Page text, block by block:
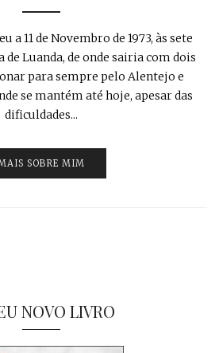
a 11 de Novembro de 1973, às sete
de Luanda, de onde sairia com dois
para sempre pelo Alentejo e
se mantém até hoje, apesar das
dificuldades...
SOBRE MIM
NOVO LIVRO